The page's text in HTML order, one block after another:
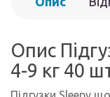
Опис
4-9 кг 40